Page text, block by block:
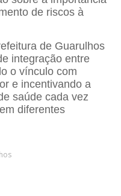
de riscos à
de Guarulhos
integração entre
o vínculo com
e incentivando a
saúde cada vez
diferentes